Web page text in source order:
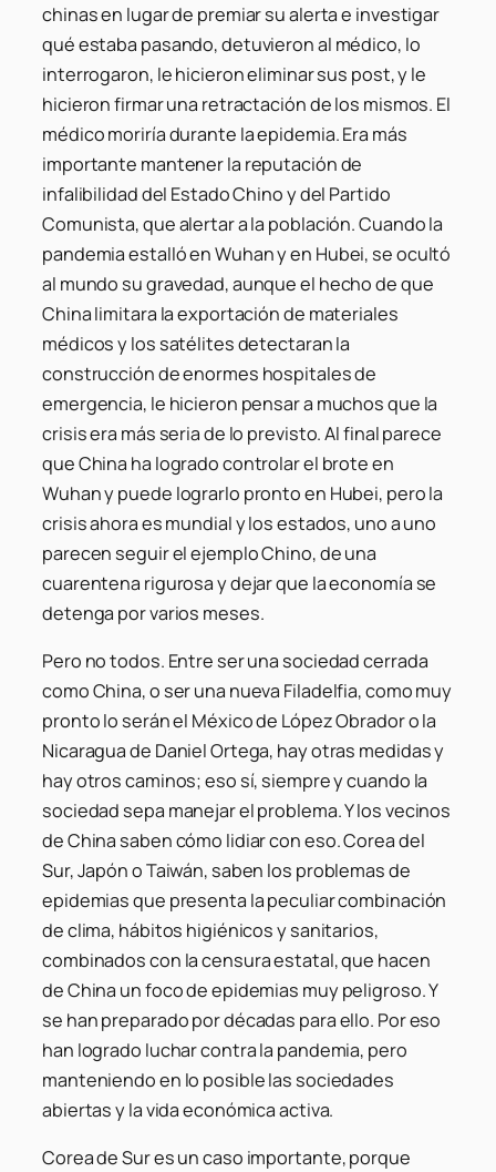
chinas en lugar de premiar su alerta e investigar
qué estaba pasando, detuvieron al médico, lo
interrogaron, le hicieron eliminar sus post, y le
hicieron firmar una retractación de los mismos. El
médico moriría durante la epidemia. Era más
importante mantener la reputación de
infalibilidad del Estado Chino y del Partido
Comunista, que alertar a la población. Cuando la
pandemia estalló en Wuhan y en Hubei, se ocultó
al mundo su gravedad, aunque el hecho de que
China limitara la exportación de materiales
médicos y los satélites detectaran la
construcción de enormes hospitales de
emergencia, le hicieron pensar a muchos que la
crisis era más seria de lo previsto. Al final parece
que China ha logrado controlar el brote en
Wuhan y puede lograrlo pronto en Hubei, pero la
crisis ahora es mundial y los estados, uno a uno
parecen seguir el ejemplo Chino, de una
cuarentena rigurosa y dejar que la economía se
detenga por varios meses.
Pero no todos. Entre ser una sociedad cerrada
como China, o ser una nueva Filadelfia, como muy
pronto lo serán el México de López Obrador o la
Nicaragua de Daniel Ortega, hay otras medidas y
hay otros caminos; eso sí, siempre y cuando la
sociedad sepa manejar el problema. Y los vecinos
de China saben cómo lidiar con eso. Corea del
Sur, Japón o Taiwán, saben los problemas de
epidemias que presenta la peculiar combinación
de clima, hábitos higiénicos y sanitarios,
combinados con la censura estatal, que hacen
de China un foco de epidemias muy peligroso. Y
se han preparado por décadas para ello. Por eso
han logrado luchar contra la pandemia, pero
manteniendo en lo posible las sociedades
abiertas y la vida económica activa.
Corea de Sur es un caso importante, porque